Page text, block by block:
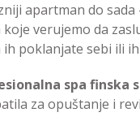
apartman do
verujemo da
poklanjate sebi ili
spa finska
za opuštanje i